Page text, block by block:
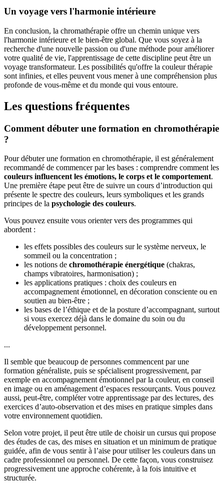
Un voyage vers l'harmonie intérieure
En conclusion, la chromathérapie offre un chemin unique vers
l'harmonie intérieure et le bien-être global. Que vous soyez à la
recherche d'une nouvelle passion ou d'une méthode pour améliorer
votre qualité de vie, l'apprentissage de cette discipline peut être un
voyage transformateur. Les possibilités qu'offre la couleur thérapie
sont infinies, et elles peuvent vous mener à une compréhension plus
profonde de vous-même et du monde qui vous entoure.
Les questions fréquentes
Comment débuter une formation en chromothérapie
?
Pour débuter une formation en chromothérapie, il est généralement
recommandé de commencer par les bases : comprendre comment les
couleurs influencent les émotions, le corps et le comportement.
Une première étape peut être de suivre un cours d’introduction qui
présente le spectre des couleurs, leurs symboliques et les grands
principes de la psychologie des couleurs.
Vous pouvez ensuite vous orienter vers des programmes qui
abordent :
les effets possibles des couleurs sur le système nerveux, le
sommeil ou la concentration ;
les notions de chromothérapie énergétique (chakras,
champs vibratoires, harmonisation) ;
les applications pratiques : choix des couleurs en
accompagnement émotionnel, en décoration consciente ou en
soutien au bien-être ;
les bases de l’éthique et de la posture d’accompagnant, surtout
si vous exercez déjà dans le domaine du soin ou du
développement personnel.
...
Il semble que beaucoup de personnes commencent par une
formation généraliste, puis se spécialisent progressivement, par
exemple en accompagnement émotionnel par la couleur, en conseil
en image ou en aménagement d’espaces ressourçants. Vous pouvez
aussi, peut-être, compléter votre apprentissage par des lectures, des
exercices d’auto-observation et des mises en pratique simples dans
votre environnement quotidien.
Selon votre projet, il peut être utile de choisir un cursus qui propose
des études de cas, des mises en situation et un minimum de pratique
guidée, afin de vous sentir à l’aise pour utiliser les couleurs dans un
cadre professionnel ou personnel. De cette façon, vous construisez
progressivement une approche cohérente, à la fois intuitive et
structurée.